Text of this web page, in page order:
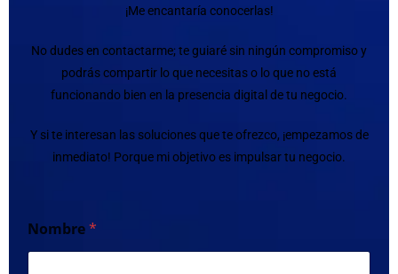
¡Me encantaría conocerlas!
No dudes en contactarme; te guiaré sin ningún compromiso y
podrás compartir lo que necesitas o lo que no está
funcionando bien en la presencia digital de tu negocio.
Y si te interesan las soluciones que te ofrezco, ¡empezamos de
inmediato! Porque mi objetivo es impulsar tu negocio.
Nombre*